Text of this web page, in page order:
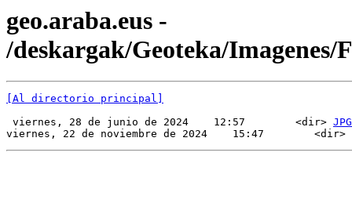
geo.araba.eus -
/deskargak/Geoteka/Imagenes/
[Al directorio principal]
viernes, 28 de junio de 2024    12:57        <dir> JPG
viernes, 22 de noviembre de 2024    15:47        <dir>